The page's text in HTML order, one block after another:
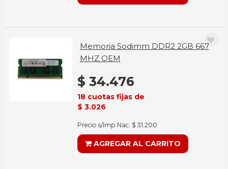
Memoria Sodimm DDR2 2GB 667
MHZ OEM
$ 34.476
18 cuotas fijas de
$ 3.026
Precio s/Imp.Nac. $ 31.200
AGREGAR AL CARRITO